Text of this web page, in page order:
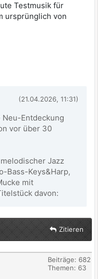
Testmusik für
ursprünglich von
(21.04.2026, 11:31)
Entdeckung
vor über 30
Jazz
Bass-Keys&Harp,
mit
davon:
Zitieren
Beiträge: 682
Themen: 63